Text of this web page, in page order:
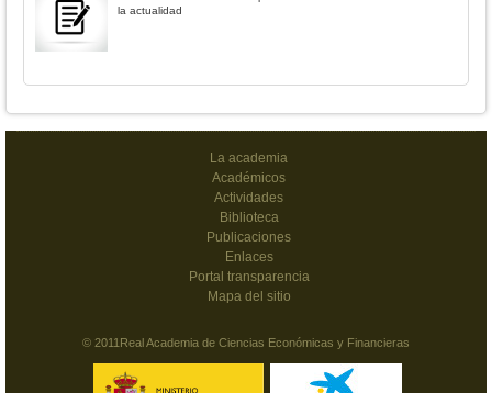
la actualidad
La academia
Académicos
Actividades
Biblioteca
Publicaciones
Enlaces
Portal transparencia
Mapa del sitio
© 2011Real Academia de Ciencias Económicas y Financieras